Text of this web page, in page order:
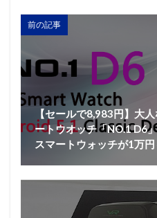
前の記事
【セールで8,983円】大
ートウオッチ「NO.1 D6
スマートウォッチが1万円